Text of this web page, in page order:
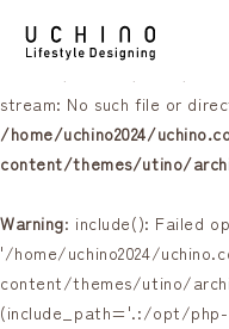
日本語
簡体
繁体
Warning: include(/home/
stream: No such file or
/home/uchino2024/
content/themes/utino/
Warning: include(): Failed
'/home/uchino2024/
content/themes/utino/
(include_path='.:/opt/